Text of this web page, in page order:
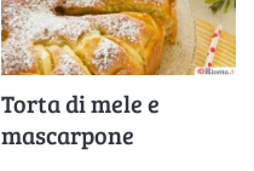
Torta di mele e
mascarpone